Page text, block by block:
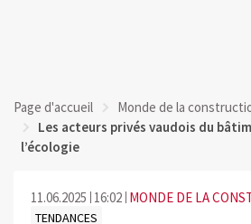
Page d'accueil
Monde de la
Les acteurs privés vaudois du
l’écologie
11.06.2025 16:02 MONDE DE LA
TENDANCES